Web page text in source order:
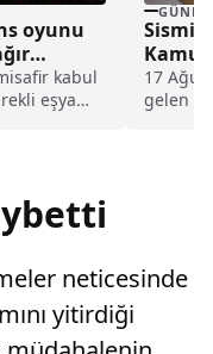
oyunu
kabul
eşya
Sismik
Kamu
17
gelen
neticesinde
yitirdiği